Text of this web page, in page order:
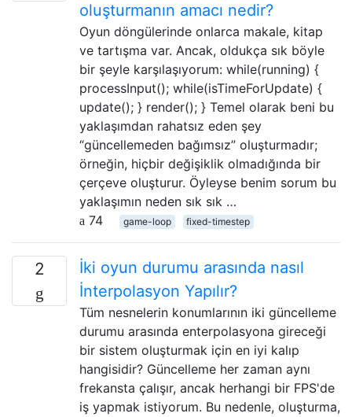
oluşturmanın amacı nedir?
Oyun döngülerinde onlarca makale, kitap
ve tartışma var. Ancak, oldukça sık böyle
bir şeyle karşılaşıyorum: while(running) {
processInput(); while(isTimeForUpdate) {
update(); } render(); } Temel olarak beni bu
yaklaşımdan rahatsız eden şey
“güncellemeden bağımsız” oluşturmadır;
örneğin, hiçbir değişiklik olmadığında bir
çerçeve oluşturur. Öyleyse benim sorum bu
yaklaşımın neden sık sık …
74
game-loop fixed-timestep
2
İki oyun durumu arasında nasıl
İnterpolasyon Yapılır?
Tüm nesnelerin konumlarının iki güncelleme
durumu arasında enterpolasyona gireceği
bir sistem oluşturmak için en iyi kalıp
hangisidir? Güncelleme her zaman aynı
frekansta çalışır, ancak herhangi bir FPS'de
iş yapmak istiyorum. Bu nedenle, oluşturma,